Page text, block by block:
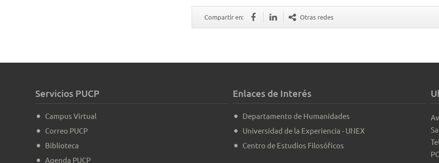
Compartir en: Otras redes
Servicios PUCP
Campus Virtual
Correo PUCP
Biblioteca
Agenda PUCP
Enlaces de Interés
Departamento de Humanidades
Universidad de la Experiencia - UNEX
Centro de Estudios Filosóficos